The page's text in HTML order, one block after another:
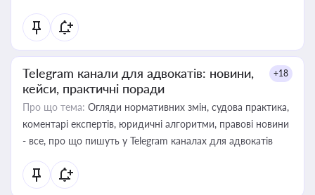
Telegram канали для адвокатів: новини,
кейси, практичні поради
+18
Про що тема: Огляди нормативних змін, судова практика,
коментарі експертів, юридичні алгоритми, правові новини
- все, про що пишуть у Telegram каналах для адвокатів